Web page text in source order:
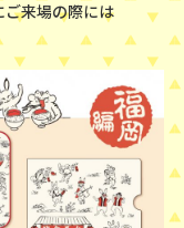
来場の際には